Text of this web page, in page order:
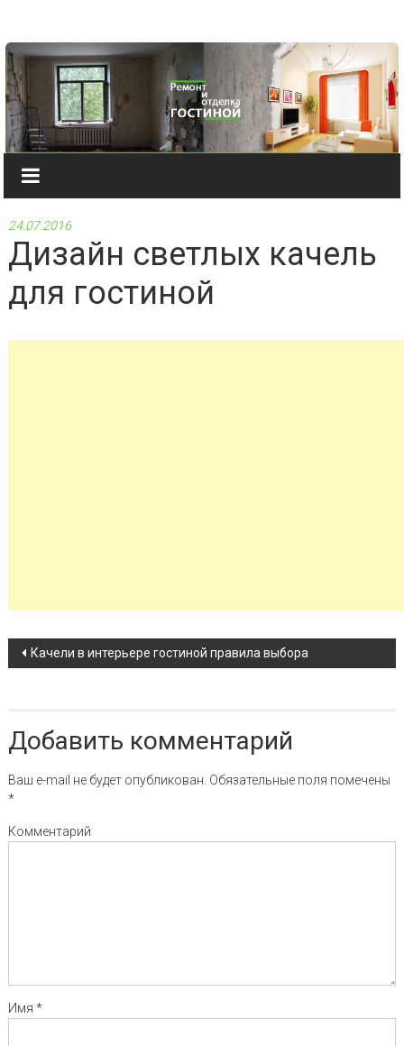
24.07.2016
Дизайн светлых качель
для гостиной
Навигация по записи
Качели в интерьере гостиной правила выбора
Добавить комментарий
Ваш e-mail не будет опубликован. Обязательные поля помечены
*
Комментарий
Имя *